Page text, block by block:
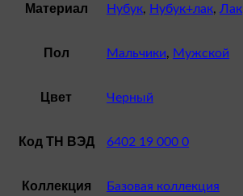
Материал Нубук, Нубук+лак, Лак
Пол Мальчики, Мужской
Цвет Черный
Код ТН ВЭД 6402 19 000 0
Коллекция Базовая коллекция